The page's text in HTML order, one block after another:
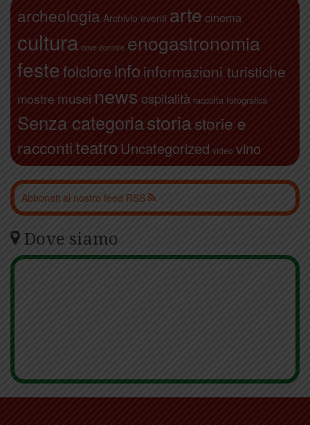
archeologia Archivio eventi arte cinema
cultura dove dormire enogastronomia
festefolcloreinfo informazioni turistiche
mostre musei news ospitalità raccolta fotografica
Senza categoriastoriastorie e
raccontiteatroUncategorized video vino
Abbonati al nostro feed RSS
Dove siamo